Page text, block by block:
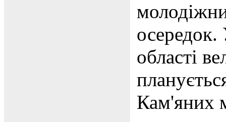
осередок.
області
Кам'яних